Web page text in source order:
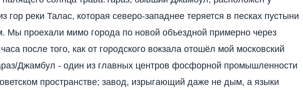
гор реки Талас, которая северо-западнее теряется в песках пустыни
Мы проехали мимо города по новой объездной примерно через
после того, как от городского вокзала отошёл мой московский
Джамбул - один из главных центров фосфорной промышленности
пространстве; завод, изрыгающий даже не дым, а языки